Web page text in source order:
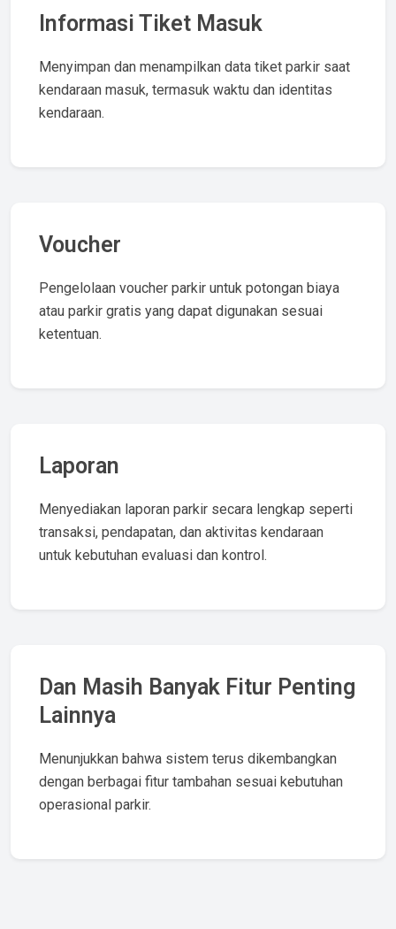
Informasi Tiket Masuk
Menyimpan dan menampilkan data tiket parkir saat
kendaraan masuk, termasuk waktu dan identitas
kendaraan.
Voucher
Pengelolaan voucher parkir untuk potongan biaya
atau parkir gratis yang dapat digunakan sesuai
ketentuan.
Laporan
Menyediakan laporan parkir secara lengkap seperti
transaksi, pendapatan, dan aktivitas kendaraan
untuk kebutuhan evaluasi dan kontrol.
Dan Masih Banyak Fitur Penting
Lainnya
Menunjukkan bahwa sistem terus dikembangkan
dengan berbagai fitur tambahan sesuai kebutuhan
operasional parkir.